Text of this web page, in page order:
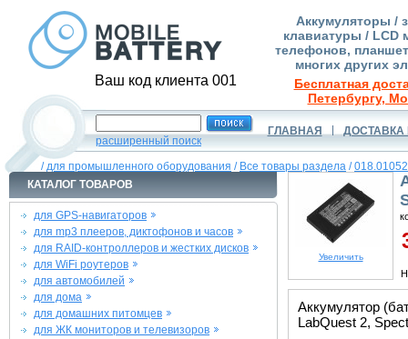
Ваш код клиента 001
Аккумуляторы /
клавиатуры / LCD
телефонов,
многих других
Бесплатная
Петербургу,
расширенный поиск
ГЛАВНАЯ ДОСТАВКА
/для промышленного оборудования / Все товары раздела /018.01052
КАТАЛОГ ТОВАРОВ
для GPS-навигаторов
для mp3 плееров, диктофонов и часов
для RAID-контроллеров и жестких дисков
для WiFi роутеров
для автомобилей
для дома
для домашних питомцев
для ЖК мониторов и телевизоров
Увеличить
Аккумулятор
LabQuest 2,